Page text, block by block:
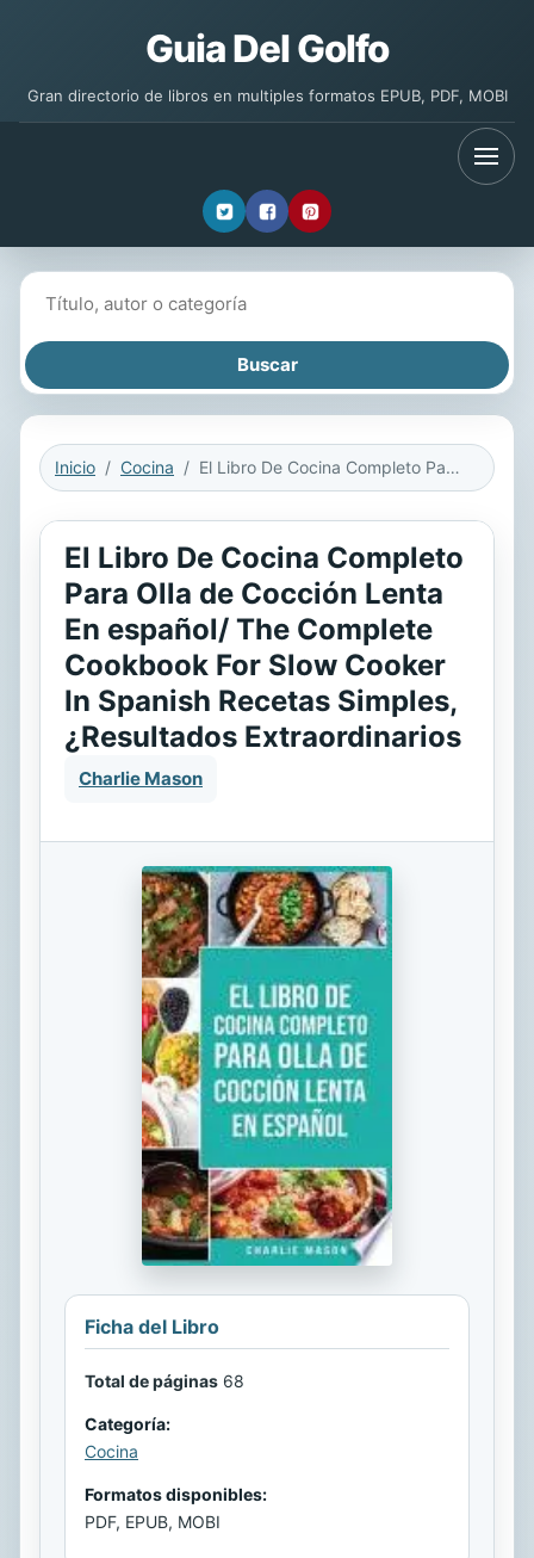
Guia Del Golfo
Gran directorio de libros en multiples formatos EPUB, PDF, MOBI
Inicio Cocina El Libro De Cocina Completo Para Olla de Cocción Lenta En español/ The Complete Cookbook For Slow Cooker In Spanish Recetas Simples,¿Resultados Extraordinarios
El Libro De Cocina Completo
Para Olla de Cocción Lenta
En español/ The Complete
Cookbook For Slow Cooker
In Spanish Recetas Simples,
¿Resultados Extraordinarios
Charlie Mason
Ficha del Libro
Total de páginas 68
Categoría:
Cocina
Formatos disponibles:
PDF, EPUB, MOBI